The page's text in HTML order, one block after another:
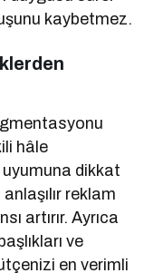
kaybetmez.
hâle
dikkat
reklam
artırır. Ayrıca
ve
en verimli